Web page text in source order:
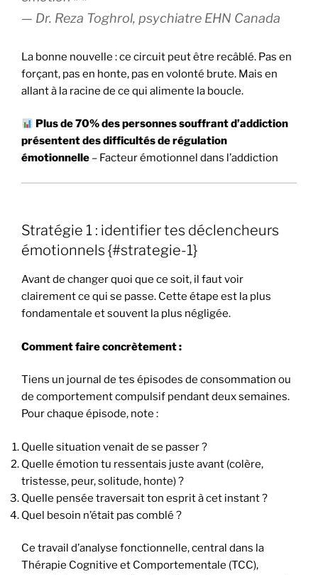
— Dr. Reza Toghrol, psychiatre EHN Canada
La bonne nouvelle : ce circuit peut être recâblé. Pas en
forçant, pas en honte, pas en volonté brute. Mais en
allant à la racine de ce qui alimente la boucle.
Plus de 70% des personnes souffrant d’addiction
présentent des difficultés de régulation
émotionnelle – Facteur émotionnel dans l’addiction
Stratégie 1 : identifier tes déclencheurs
émotionnels {#strategie-1}
Avant de changer quoi que ce soit, il faut voir
clairement ce qui se passe. Cette étape est la plus
fondamentale et souvent la plus négligée.
Comment faire concrètement :
Tiens un journal de tes épisodes de consommation ou
de comportement compulsif pendant deux semaines.
Pour chaque épisode, note :
Quelle situation venait de se passer ?
Quelle émotion tu ressentais juste avant (colère,
tristesse, peur, solitude, honte) ?
Quelle pensée traversait ton esprit à cet instant ?
Quel besoin n’était pas comblé ?
Ce travail d’analyse fonctionnelle, central dans la
Thérapie Cognitive et Comportementale (TCC),